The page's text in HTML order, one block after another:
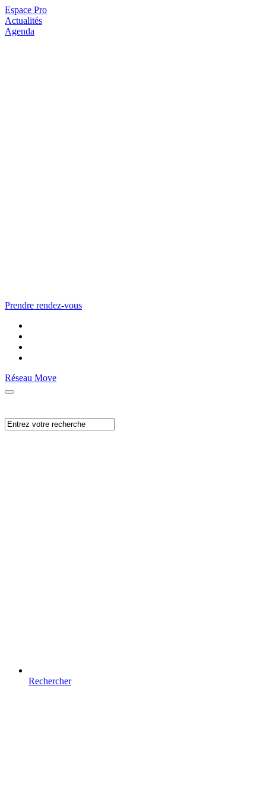
Espace Pro
Actualités
Agenda
Prendre rendez-vous
Réseau Move
Rechercher